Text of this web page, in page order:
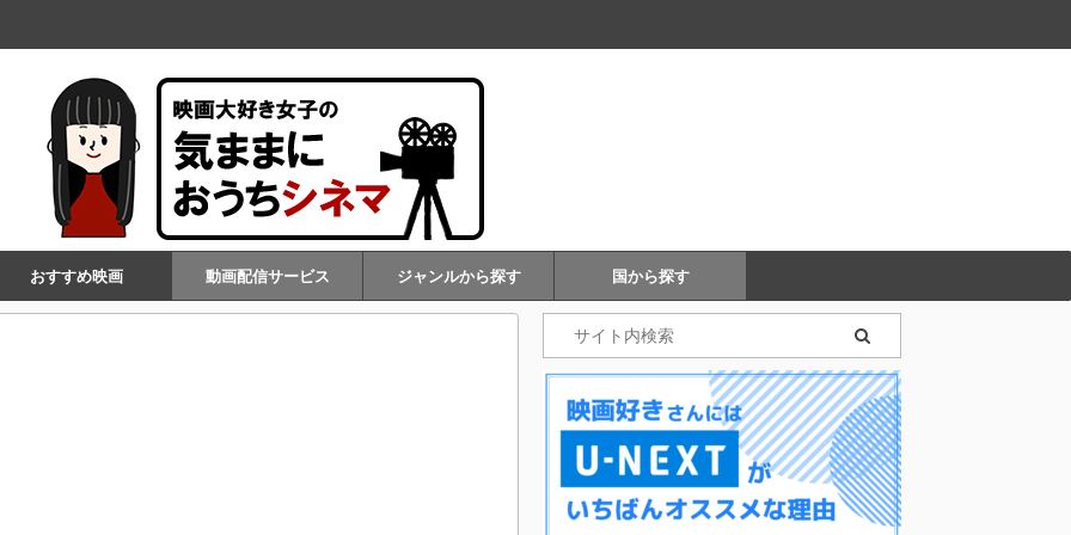
おすすめ映画 動画配信サービス ジャンルから探す 国から探す